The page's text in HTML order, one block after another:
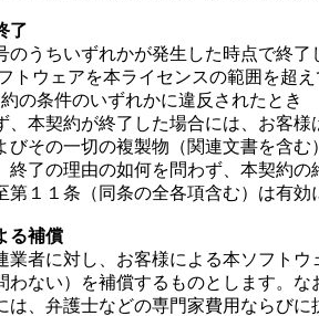
了
のうちいずれかが発生した時点で終了
トウェアを本ライセンスの範囲を超
の条件のいずれかに違反されたとき
、本契約が終了した場合には、お客
びその一切の複製物（関連文書を含
終了の理由の如何を問わず、本契約
第１１条（同条の全各項含む）は有効
る補償
業者に対し、お客様による本ソフト
わない）を補償するものとします。
は、弁護士などの専門家費用ならび